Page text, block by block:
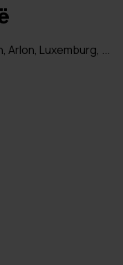
Arlon, Luxemburg, ...